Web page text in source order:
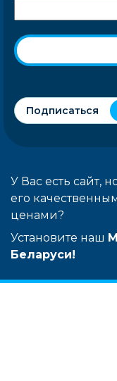
Подписаться
У Вас есть сайт,
его
ценами?
Установите наш
Беларуси!